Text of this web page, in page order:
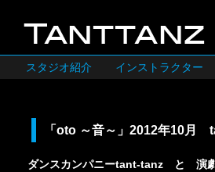
スタジオ紹介 インストラクター
「oto ～音～」2012年10月
ダンスカンパニーtant-tanz と 演劇